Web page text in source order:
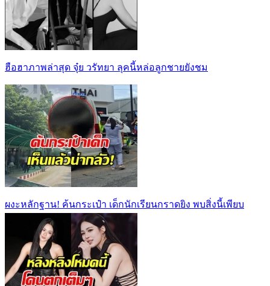
ฮือฮาภาพล่าสุด จุ๋ย วรัทยา ลุคนี้หล่อลูกชายยังชม
ผงะหลักฐาน! ค้นกระเป๋า เด็กนักเรียนกราดยิง พบสิ่งนี้เพียบ